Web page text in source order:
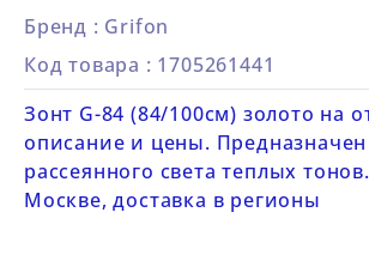
Бренд : Grifon
Код товара : 1705261441
Зонт G-84 (84/100см) золото на
описание и цены. Предназначен
рассеянного света теплых
Москве, доставка в регионы